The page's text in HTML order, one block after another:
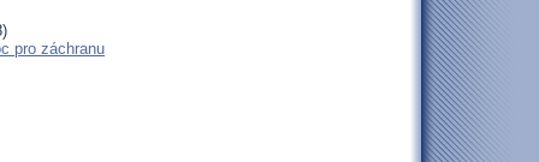
pro záchranu